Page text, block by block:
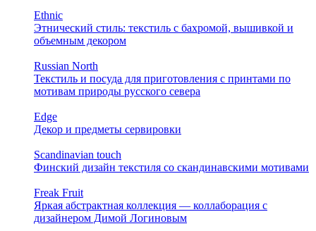
Ethnic
Этнический стиль: текстиль с бахромой, вышивкой и
объемным декором
Russian North
Текстиль и посуда для приготовления с принтами по
мотивам природы русского севера
Edge
Декор и предметы сервировки
Scandinavian touch
Финский дизайн текстиля со скандинавскими мотивами
Freak Fruit
Яркая абстрактная коллекция — коллаборация с
дизайнером Димой Логиновым